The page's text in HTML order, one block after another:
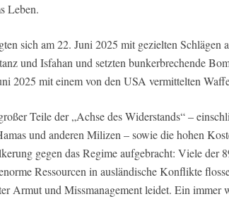
Leben.
sich am 22. Juni 2025 mit gezielten Schlägen
und Isfahan und setzten bunkerbrechende
2025 mit einem von den USA vermittelten
Teile der „Achse des Widerstands“ –
und anderen Milizen – sowie die hohen
gegen das Regime aufgebracht: Viele der
Ressourcen in ausländische Konflikte
Armut und Missmanagement leidet. Ein immer